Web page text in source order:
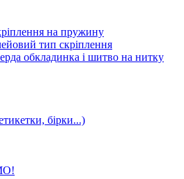
на пружину
тип скріплення
обкладинка і шитво на нитку
бірки...)